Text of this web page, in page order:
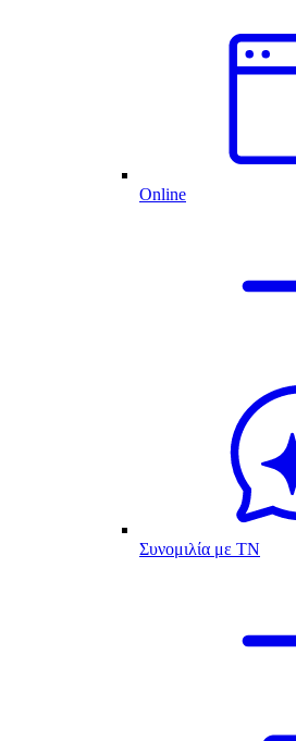
Online
Συνομιλία με ΤΝ